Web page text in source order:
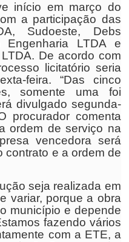
início em março do
a participação das
Sudoeste, Debs
Engenharia LTDA e
De acordo com
licitatório seria
feira. “Das cinco
somente uma foi
divulgado segunda-
procurador comenta
ordem de serviço na
vencedora será
contrato e a ordem de
seja realizada em
variar, porque a obra
município e depende
fazendo vários
com a ETE, a